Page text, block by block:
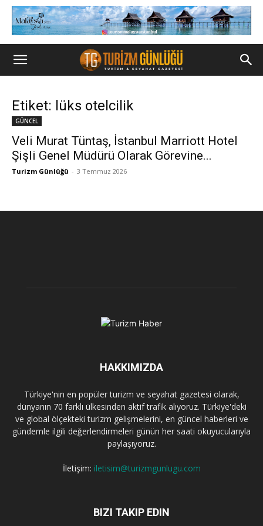
Etiket: lüks otelcilik
GÜNCEL
Veli Murat Tüntaş, İstanbul Marriott Hotel
Şişli Genel Müdürü Olarak Görevine...
Turizm Günlüğü - 3 Temmuz 2026
HAKKIMIZDA
Türkiye'nin en popüler turizm ve seyahat gazetesi olarak,
dünyanın 70 farklı ülkesinden aktif trafik alıyoruz. Türkiye'deki
ve global ölçekteki turizm gelişmelerini, en güncel haberleri ve
gündemle ilgili değerlendirmeleri günün her saati okuyucularıyla
paylaşıyoruz.
İletişim: iletisim@turizmgunlugu.com
BIZI TAKIP EDIN